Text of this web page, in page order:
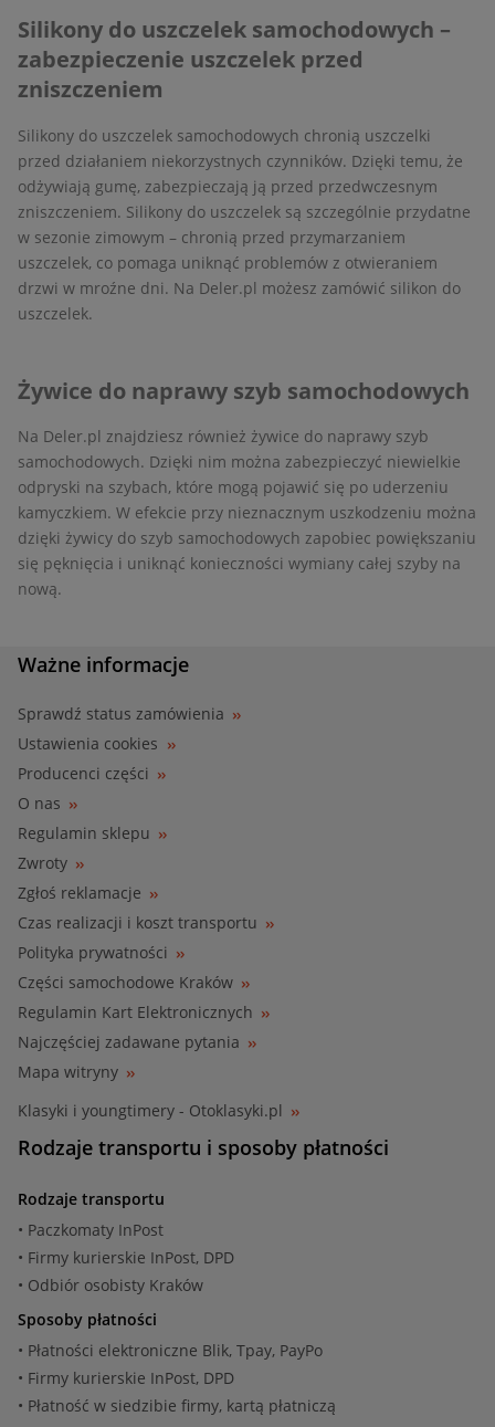
Silikony do uszczelek samochodowych –
zabezpieczenie uszczelek przed
zniszczeniem
Silikony do uszczelek samochodowych chronią uszczelki
przed działaniem niekorzystnych czynników. Dzięki temu, że
odżywiają gumę, zabezpieczają ją przed przedwczesnym
zniszczeniem. Silikony do uszczelek są szczególnie przydatne
w sezonie zimowym – chronią przed przymarzaniem
uszczelek, co pomaga uniknąć problemów z otwieraniem
drzwi w mroźne dni. Na Deler.pl możesz zamówić silikon do
uszczelek.
Żywice do naprawy szyb samochodowych
Na Deler.pl znajdziesz również żywice do naprawy szyb
samochodowych. Dzięki nim można zabezpieczyć niewielkie
odpryski na szybach, które mogą pojawić się po uderzeniu
kamyczkiem. W efekcie przy nieznacznym uszkodzeniu można
dzięki żywicy do szyb samochodowych zapobiec powiększaniu
się pęknięcia i uniknąć konieczności wymiany całej szyby na
nową.
Ważne informacje
Sprawdź status zamówienia
Ustawienia cookies
Producenci części
O nas
Regulamin sklepu
Zwroty
Zgłoś reklamacje
Czas realizacji i koszt transportu
Polityka prywatności
Części samochodowe Kraków
Regulamin Kart Elektronicznych
Najczęściej zadawane pytania
Mapa witryny
Klasyki i youngtimery - Otoklasyki.pl
Rodzaje transportu i sposoby płatności
Rodzaje transportu
• Paczkomaty InPost
• Firmy kurierskie InPost, DPD
• Odbiór osobisty Kraków
Sposoby płatności
• Płatności elektroniczne Blik, Tpay, PayPo
• Firmy kurierskie InPost, DPD
• Płatność w siedzibie firmy, kartą płatniczą